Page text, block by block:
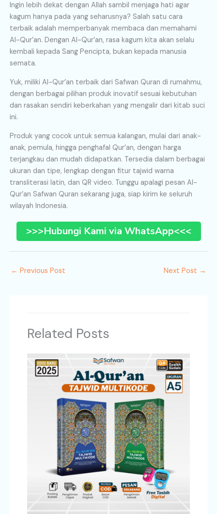
Ingin lebih dekat dengan Allah sambil menjaga hati agar
kagum hanya pada yang seharusnya? Salah satu cara
terbaik adalah memperbanyak membaca dan memahami
Al-Qur’an. Dengan Al-Qur’an, rasa kagum kita akan selalu
kembali kepada Sang Pencipta, bukan kepada manusia
semata.
Yuk, miliki Al-Qur’an terbaik dari Safwan Quran di rumahmu,
dengan berbagai pilihan produk inovatif sesuai kebutuhan
dan rasakan sendiri keberkahan yang mengalir dari kitab suci
ini.
Produk yang cocok untuk semua kalangan, mulai dari anak-
anak, pemula, hingga penghafal Qur’an, dengan harga
terjangkau dan mudah didapatkan. Tersedia dalam berbagai
ukuran dan tipe, lengkap dengan fitur tajwid warna
transliterasi latin, dan QR video. Tunggu apalagi pesan Al-
Qur’an Safwan Quran sekarang juga, siap kirim ke seluruh
wilayah Indonesia.
>>>Hubungi Kami via WhatsApp<<<
← Previous Post Next Post →
Related Posts